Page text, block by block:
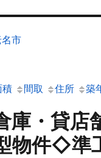
市
積 間取 住所 築
庫・貸
物件◇準